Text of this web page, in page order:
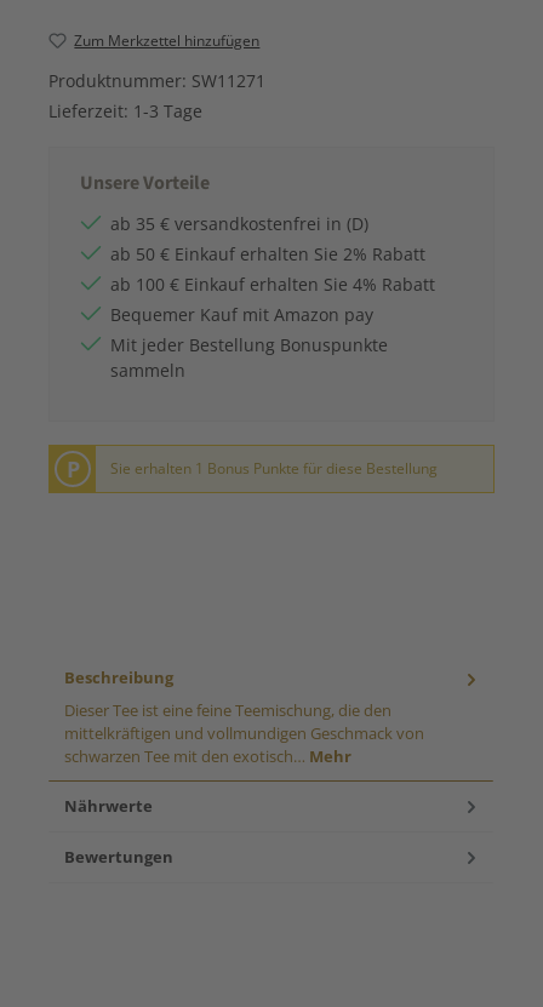
Zum Merkzettel hinzufügen
Produktnummer: SW11271
Lieferzeit: 1-3 Tage
Unsere Vorteile
ab 35 € versandkostenfrei in (D)
ab 50 € Einkauf erhalten Sie 2% Rabatt
ab 100 € Einkauf erhalten Sie 4% Rabatt
Bequemer Kauf mit Amazon pay
Mit jeder Bestellung Bonuspunkte
sammeln
P Sie erhalten 1 Bonus Punkte für diese Bestellung
Beschreibung
Dieser Tee ist eine feine Teemischung, die den
mittelkräftigen und vollmundigen Geschmack von
schwarzen Tee mit den exotisch… Mehr
Nährwerte
Bewertungen